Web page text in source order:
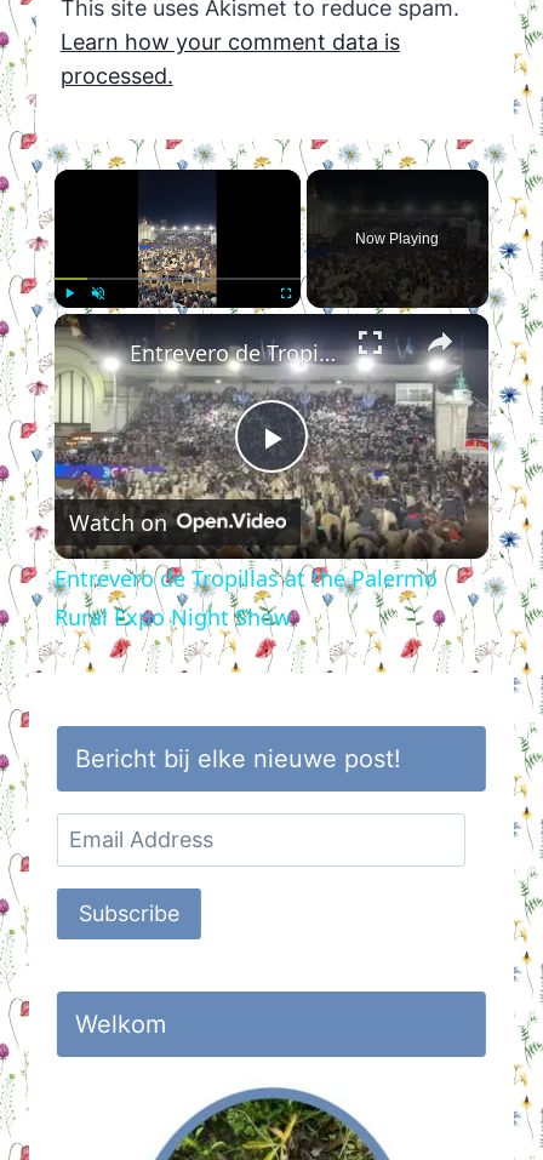
This site uses Akismet to reduce spam.
Learn how your comment data is
processed.
×
Play
Now Playing
×
Play
Video
Entrevero de Tropillas at the Palermo Rural Expo Night Show
Watch on
Entrevero de Tropillas at the Palermo
Rural Expo Night Show
Bericht bij elke nieuwe post!
Email
Address
Subscribe
Welkom